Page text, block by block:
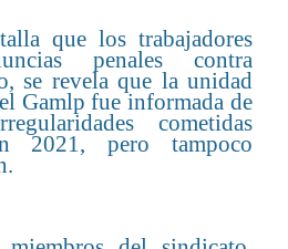
que los trabajadores
penales contra
se revela que la unidad
Gamlp fue informada de
cometidas
2021, pero tampoco